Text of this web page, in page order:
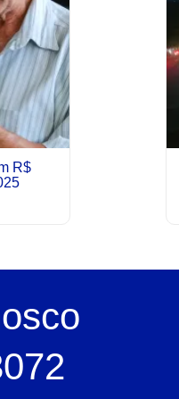
R$